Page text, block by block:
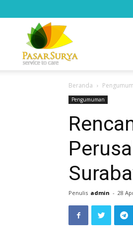
Surya
Beranda
Pengumuman
Penulis admin - 28